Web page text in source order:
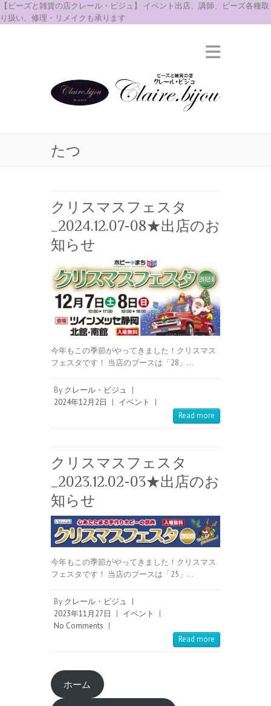
【ビーズと雑貨の店クレール・ビジュ】 イベント出店、講師、ビーズ各種取
り扱い、修理・リメイクも承ります
たつ
クリスマスフェスタ
_2024.12.07-08★出店のお
知らせ
今年もこの季節がやってきました！クリスマス
フェスタです！ 当店のブースは「28」…
By クレール・ビジュ
|
2024年12月2日
| イベント
|
Read more
クリスマスフェスタ
_2023.12.02-03★出店のお
知らせ
今年もこの季節がやってきました！クリスマス
フェスタです！ 当店のブースは「25」…
By クレール・ビジュ
|
2023年11月27日
| イベント
|
No Comments |
Read more
ホーム